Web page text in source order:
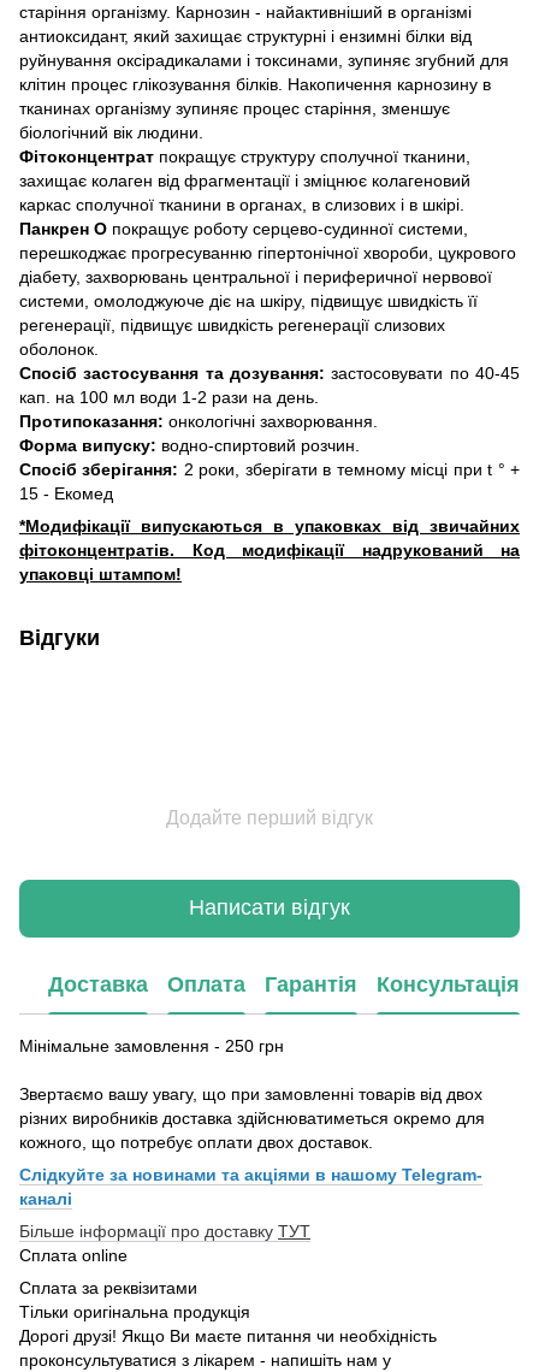
старіння організму. Карнозин - найактивніший в організмі
антиоксидант, який захищає структурні і ензимні білки від
руйнування оксірадикалами і токсинами, зупиняє згубний для
клітин процес глікозування білків. Накопичення карнозину в
тканинах організму зупиняє процес старіння, зменшує
біологічний вік людини.
Фітоконцентрат покращує структуру сполучної тканини,
захищає колаген від фрагментації і зміцнює колагеновий
каркас сполучної тканини в органах, в слизових і в шкірі.
Панкрен О покращує роботу серцево-судинної системи,
перешкоджає прогресуванню гіпертонічної хвороби, цукрового
діабету, захворювань центральної і периферичної нервової
системи, омолоджуюче діє на шкіру, підвищує швидкість її
регенерації, підвищує швидкість регенерації слизових
оболонок.
Спосіб застосування та дозування: застосовувати по 40-45
кап. на 100 мл води 1-2 рази на день.
Протипоказання: онкологічні захворювання.
Форма випуску: водно-спиртовий розчин.
Спосіб зберігання: 2 роки, зберігати в темному місці при t ° +
15 - Екомед
*Модифікації випускаються в упаковках від звичайних
фітоконцентратів. Код модифікації надрукований на
упаковці штампом!
Відгуки
Додайте перший відгук
Написати відгук
Доставка Оплата Гарантія Консультація
Мінімальне замовлення - 250 грн
Звертаємо вашу увагу, що при замовленні товарів від двох
різних виробників доставка здійснюватиметься окремо для
кожного, що потребує оплати двох доставок.
Слідкуйте за новинами та акціями в нашому Telegram-
каналі
Більше інформації про доставку ТУТ
Сплата online
Сплата за реквізитами
Тільки оригінальна продукція
Дорогі друзі! Якщо Ви маєте питання чи необхідність
проконсультуватися з лікарем - напишіть нам у